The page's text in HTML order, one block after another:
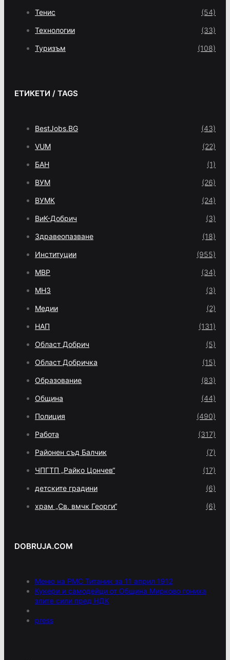
Тенис (54)
Технологии (33)
Туризъм (108)
ЕТИКЕТИ / TAGS
BestJobs.BG (43)
VUM (22)
БАН (1)
ВУМ (26)
ВУМК (24)
ВиК-Добрич (3)
Здравеопазване (18)
Институции (955)
МВР (34)
МНЗ (3)
Медии (2)
НАП (131)
Област Добрич (5)
Област Добричка (15)
Образование (83)
Община (44)
Полиция (490)
Работа (317)
Районен съд Балчик (7)
ЧПГТП „Райко Цончев“ (17)
детските градини (6)
храм „Св. вмчк Георги“ (6)
DOBRUJA.COM
Меню на РМС Титаник за 11 април 1912
Кукери и самодейци от Община Мирково гониха
злите сили пред НДК
press